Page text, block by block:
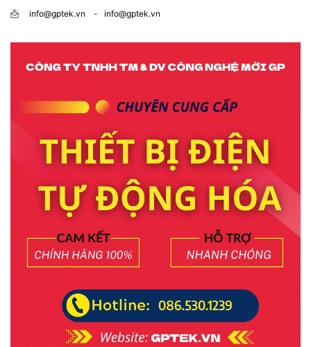
info@gptek.vn
- info@gptek.vn